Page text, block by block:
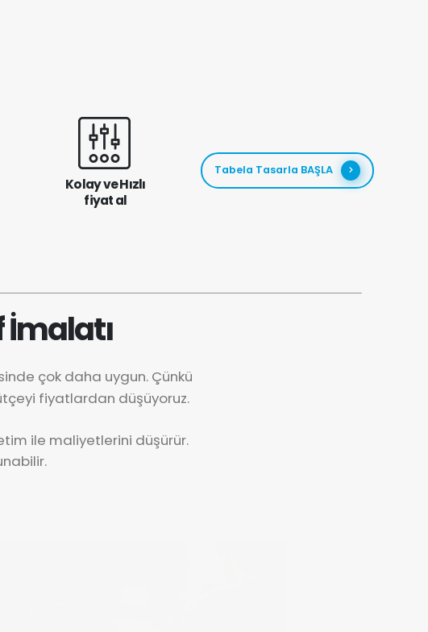
Kolay ve Hızlı
fiyat al
Tabela Tasarla BAŞLA
İmalatı
çok daha uygun. Çünkü
fiyatlardan düşüyoruz.
ile maliyetlerini düşürür.